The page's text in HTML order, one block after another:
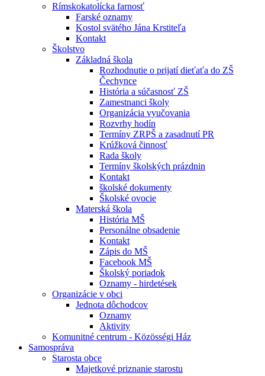
Rímskokatolícka farnosť
Farské oznamy
Kostol svätého Jána Krstiteľa
Kontakt
Školstvo
Základná škola
Rozhodnutie o prijatí dieťaťa do ZŠ
Čechynce
História a súčasnosť ZŠ
Zamestnanci školy
Organizácia vyučovania
Rozvrhy hodín
Termíny ZRPŠ a zasadnutí PR
Krúžková činnosť
Rada školy
Termíny školských prázdnin
Kontakt
školské dokumenty
Školské ovocie
Materská škola
História MŠ
Personálne obsadenie
Kontakt
Zápis do MŠ
Facebook MŠ
Školský poriadok
Oznamy - hirdetések
Organizácie v obci
Jednota dôchodcov
Oznamy
Aktivity
Komunitné centrum - Közösségi Ház
Samospráva
Starosta obce
Majetkové priznanie starostu